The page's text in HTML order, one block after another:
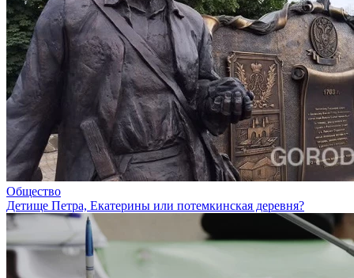
Общество
Детище Петра, Екатерины или потемкинская деревня?